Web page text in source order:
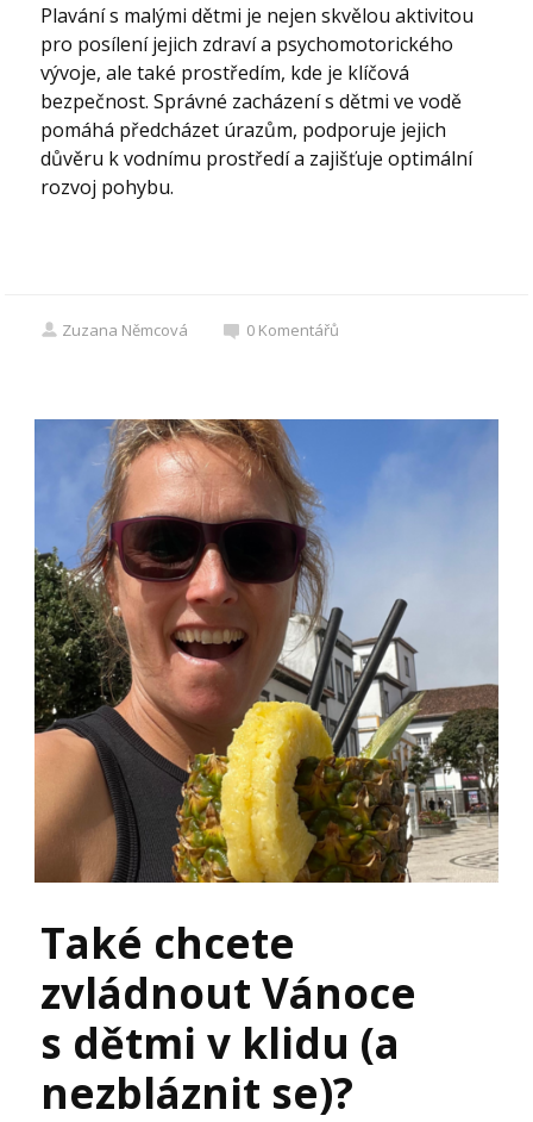
Plavání s malými dětmi je nejen skvělou aktivitou
pro posílení jejich zdraví a psychomotorického
vývoje, ale také prostředím, kde je klíčová
bezpečnost. Správné zacházení s dětmi ve vodě
pomáhá předcházet úrazům, podporuje jejich
důvěru k vodnímu prostředí a zajišťuje optimální
rozvoj pohybu.
Zuzana Němcová 0 Komentářů
Také chcete
zvládnout Vánoce
s dětmi v klidu (a
nezbláznit se)?